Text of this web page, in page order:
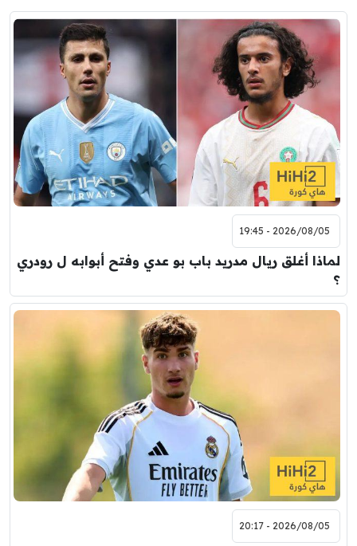
2026/08/05 - 19:45
لماذا أغلق ريال مدريد باب بو عدي وفتح أبوابه ل رودري
؟
2026/08/05 - 20:17